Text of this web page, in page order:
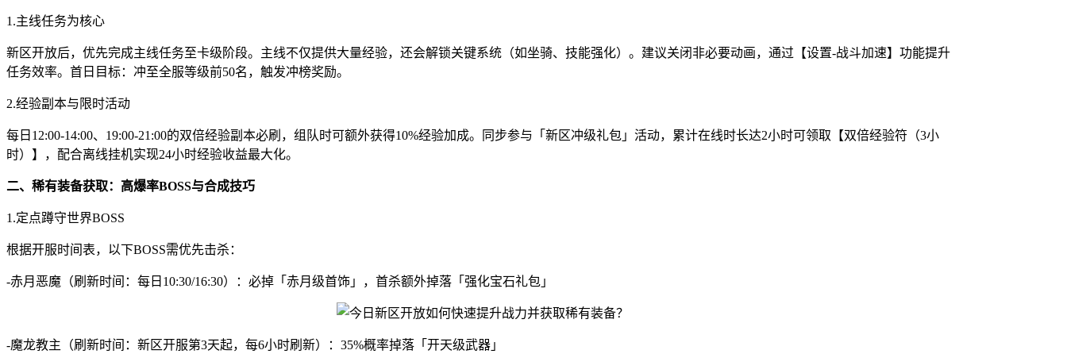
1.主线任务为核心
新区开放后，优先完成主线任务至卡级阶段。主线不仅提供大量经验，还会解锁关键系统（如坐骑、技能强化）。建议关闭非必要动画，通过【设置-战斗加速】功能提升
任务效率。首日目标：冲至全服等级前50名，触发冲榜奖励。
2.经验副本与限时活动
每日12:00-14:00、19:00-21:00的双倍经验副本必刷，组队时可额外获得10%经验加成。同步参与「新区冲级礼包」活动，累计在线时长达2小时可领取【双倍经验符（3小
时）】，配合离线挂机实现24小时经验收益最大化。
二、稀有装备获取：高爆率BOSS与合成技巧
1.定点蹲守世界BOSS
根据开服时间表，以下BOSS需优先击杀：
-赤月恶魔（刷新时间：每日10:30/16:30）：必掉「赤月级首饰」，首杀额外掉落「强化宝石礼包」
-魔龙教主（刷新时间：新区开服第3天起，每6小时刷新）：35%概率掉落「开天级武器」